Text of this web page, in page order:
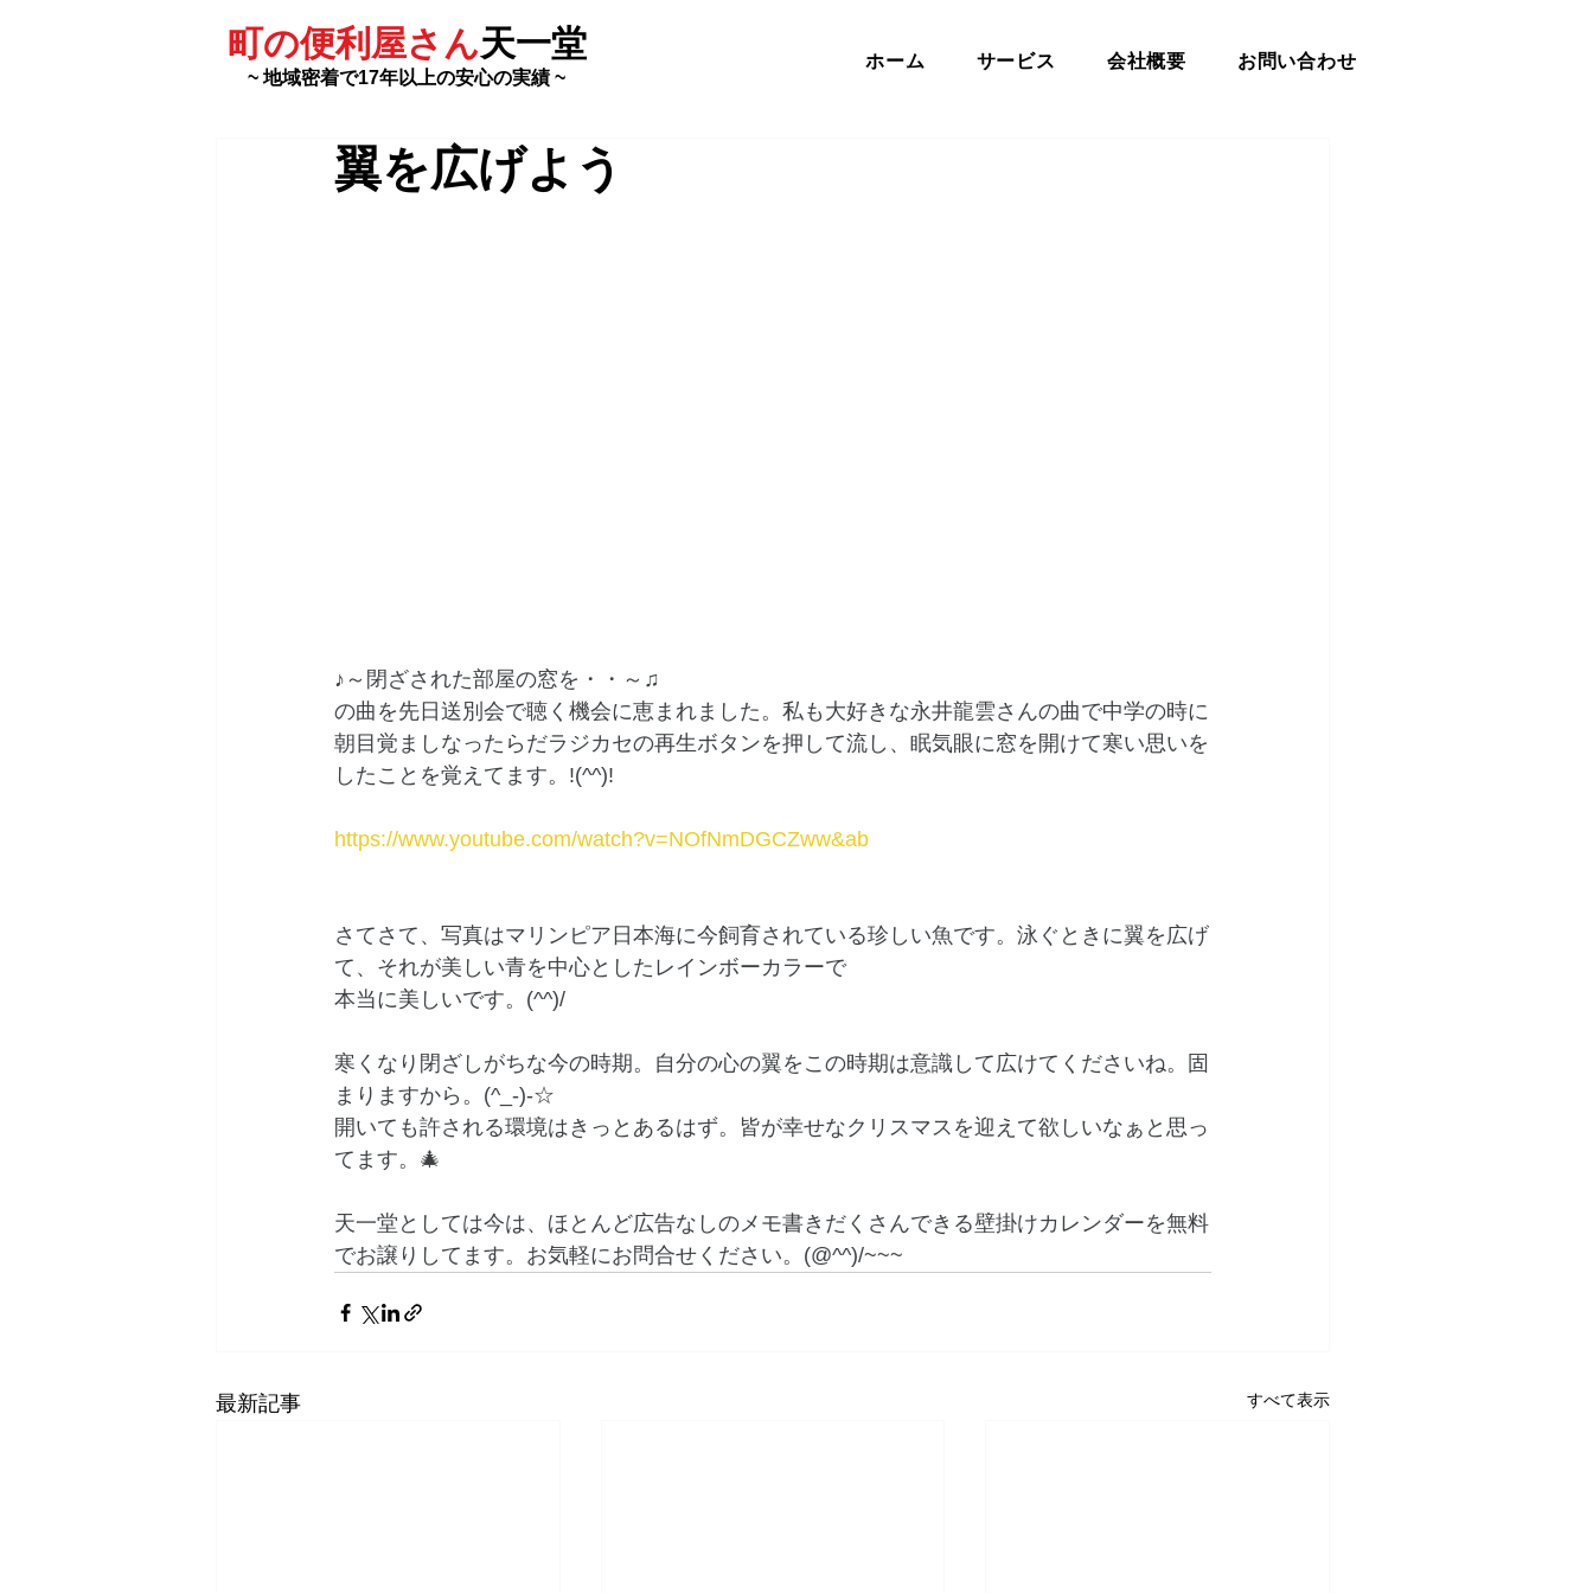
ホーム サービス 会社概要 お問い合わせ
町の便利屋さん天一堂
~ 地域密着で17年以上の安心の実績 ~
翼を広げよう
♪～閉ざされた部屋の窓を・・～♫
の曲を先日送別会で聴く機会に恵まれました。私も大好きな永井龍雲さんの曲で中学の時に
朝目覚ましなったらだラジカセの再生ボタンを押して流し、眠気眼に窓を開けて寒い思いを
したことを覚えてます。!(^^)!
https://www.youtube.com/watch?v=NOfNmDGCZww&ab
さてさて、写真はマリンピア日本海に今飼育されている珍しい魚です。泳ぐときに翼を広げ
て、それが美しい青を中心としたレインボーカラーで
本当に美しいです。(^^)/
寒くなり閉ざしがちな今の時期。自分の心の翼をこの時期は意識して広けてくださいね。固
まりますから。(^_-)-☆
開いても許される環境はきっとあるはず。皆が幸せなクリスマスを迎えて欲しいなぁと思っ
てます。🎄
天一堂としては今は、ほとんど広告なしのメモ書きだくさんできる壁掛けカレンダーを無料
でお譲りしてます。お気軽にお問合せください。(@^^)/~~~
最新記事 すべて表示